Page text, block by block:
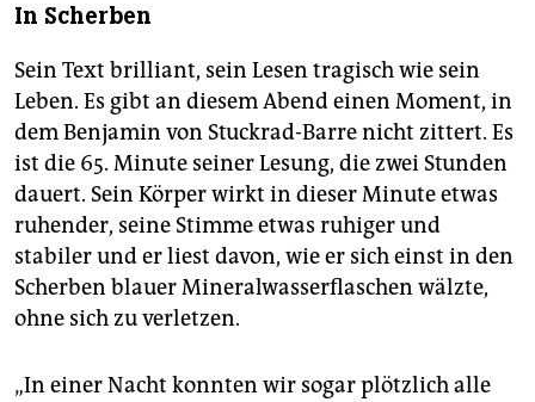
In Scherben
Sein Text brilliant, sein Lesen tragisch wie sein
Leben. Es gibt an diesem Abend einen Moment, in
dem Benjamin von Stuckrad-Barre nicht zittert. Es
ist die 65. Minute seiner Lesung, die zwei Stunden
dauert. Sein Körper wirkt in dieser Minute etwas
ruhender, seine Stimme etwas ruhiger und
stabiler und er liest davon, wie er sich einst in den
Scherben blauer Mineralwasserflaschen wälzte,
ohne sich zu verletzen.
„In einer Nacht konnten wir sogar plötzlich alle